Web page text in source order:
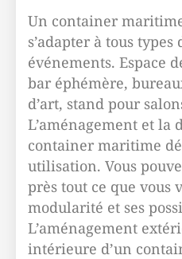
Un container
s’adapter à tous
événements. Espace
bar éphémère,
d’art, stand pour
L’aménagement et la
container maritime
utilisation. Vous
près tout ce que vous
modularité et ses
L’aménagement
intérieure d’un